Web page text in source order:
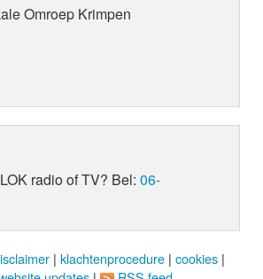
Omroep Krimpen
radio of TV? Bel:06-
| klachtenprocedure | cookies |